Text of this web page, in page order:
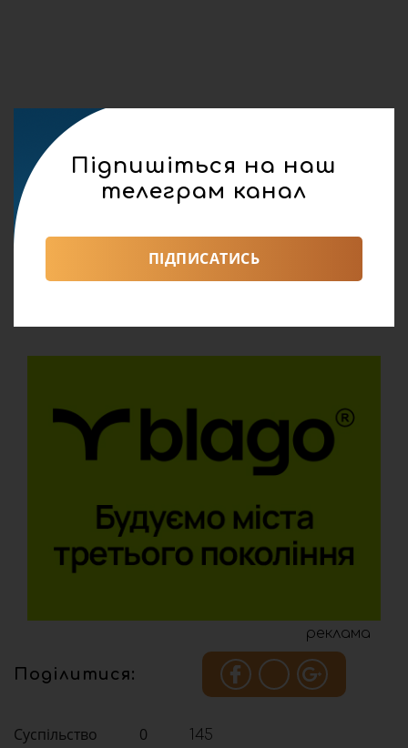
реклама
Поділитися:
Суспільство 0 145
Підпишіться на наш
телеграм канал
ПІДПИСАТИСЬ